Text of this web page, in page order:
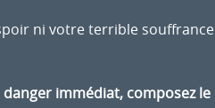
ni votre terrible souffrance
immédiat, composez le